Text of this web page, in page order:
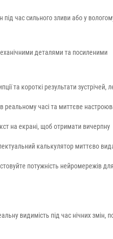
час сильного зливи або у
деталями та посиленими
та короткі результати зустрічей,
реальному часі та миттєве
на екрані, щоб отримати вичерпну
калькулятор миттєво
потужність нейромережів для
видимість під час нічних змін,